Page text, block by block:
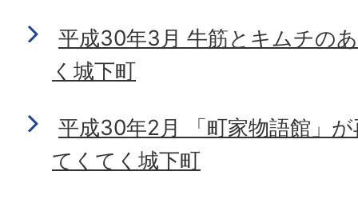
平成30年3月 牛筋とキムチの
く城下町
平成30年2月 「町家物語館」
てくてく城下町